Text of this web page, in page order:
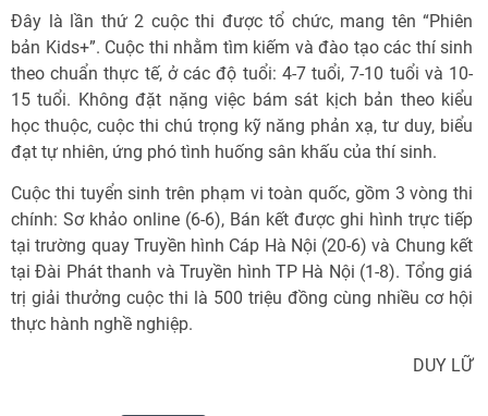
Đây là lần thứ 2 cuộc thi được tổ chức, mang tên “Phiên
bản Kids+”. Cuộc thi nhằm tìm kiếm và đào tạo các thí sinh
theo chuẩn thực tế, ở các độ tuổi: 4-7 tuổi, 7-10 tuổi và 10-
15 tuổi. Không đặt nặng việc bám sát kịch bản theo kiểu
học thuộc, cuộc thi chú trọng kỹ năng phản xạ, tư duy, biểu
đạt tự nhiên, ứng phó tình huống sân khấu của thí sinh.
Cuộc thi tuyển sinh trên phạm vi toàn quốc, gồm 3 vòng thi
chính: Sơ khảo online (6-6), Bán kết được ghi hình trực tiếp
tại trường quay Truyền hình Cáp Hà Nội (20-6) và Chung kết
tại Đài Phát thanh và Truyền hình TP Hà Nội (1-8). Tổng giá
trị giải thưởng cuộc thi là 500 triệu đồng cùng nhiều cơ hội
thực hành nghề nghiệp.
DUY LỮ